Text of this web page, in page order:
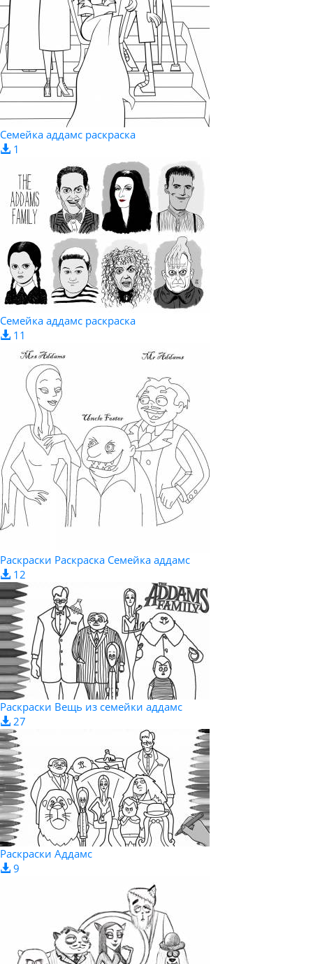
Семейка аддамс раскраска
1
Семейка аддамс раскраска
11
Раскраски Раскраска Семейка аддамс
12
Раскраски Вещь из семейки аддамс
27
Раскраски Аддамс
9